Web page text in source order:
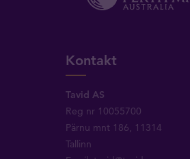
Kontakt
Tavid AS
Reg nr 10055700
Pärnu mnt 186, 11314
Tallinn